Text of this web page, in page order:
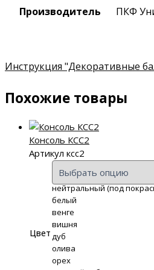
Производитель ПКФ
Инструкция "Декоративные
Похожие товары
Консоль КСС2
Артикул ксс2
Цвет
нейтральный (под
белый
венге
вишня
дуб
олива
орех